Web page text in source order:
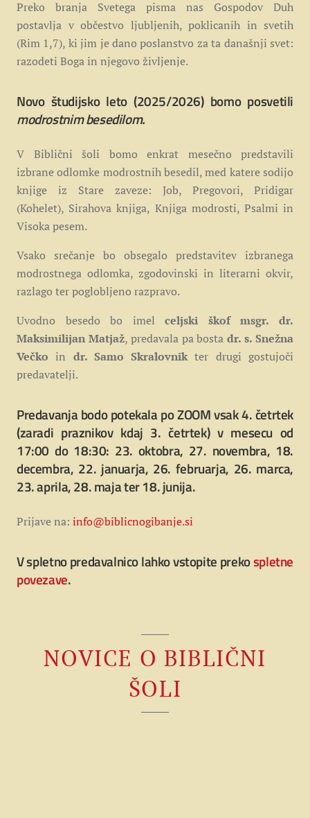
Preko branja Svetega pisma nas Gospodov Duh
postavlja v občestvo ljubljenih, poklicanih in svetih
(Rim 1,7), ki jim je dano poslanstvo za ta današnji svet:
razodeti Boga in njegovo življenje.
Novo študijsko leto (2025/2026) bomo posvetili
modrostnimbesedilom.
V Biblični šoli bomo enkrat mesečno predstavili
izbrane odlomke modrostnih besedil, med katere sodijo
knjige iz Stare zaveze: Job, Pregovori, Pridigar
(Kohelet), Sirahova knjiga, Knjiga modrosti, Psalmi in
Visoka pesem.
Vsako srečanje bo obsegalo predstavitev izbranega
modrostnega odlomka, zgodovinski in literarni okvir,
razlago ter poglobljeno razpravo.
Uvodno besedo bo imelceljski škof msgr. dr.
Maksimilijan Matjaž, predavala pa bostadr. s. Snežna
Večko in dr. Samo Skralovnikter drugi gostujoči
predavatelji.
Predavanja bodo potekala po ZOOM vsak 4. četrtek
(zaradi praznikov kdaj 3. četrtek) v mesecu od
17:00 do 18:30: 23. oktobra, 27. novembra, 18.
decembra, 22. januarja, 26. februarja, 26. marca,
23. aprila, 28. maja ter 18. junija.
Prijave na: info@biblicnogibanje.si
V spletno predavalnico lahko vstopite prekospletne
povezave.
NOVICE O BIBLIČNI
ŠOLI
DEVETO SREČANJE BIBLIČNE ŠOLE
EVANGELII GAUDIUM (2025/2026)
VABILO NA DEVETO SREČANJE
BIBLIČNE ŠOLE EVANGELII GAUDIUM
OSMO SREČANJE BIBLIČNE ŠOLE